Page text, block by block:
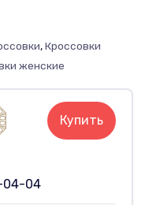
,Кроссовки
женские
Купить
04-04